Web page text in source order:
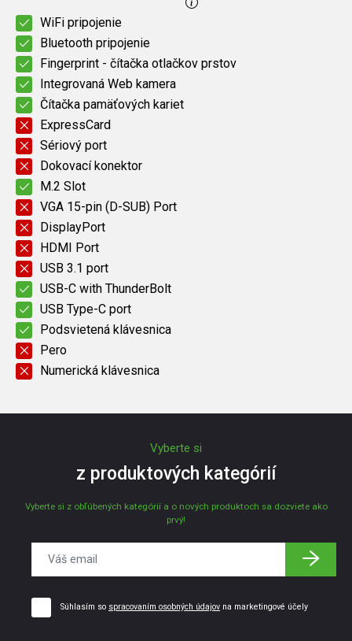
WiFi pripojenie
Bluetooth pripojenie
Fingerprint - čítačka otlačkov prstov
Integrovaná Web kamera
Čítačka pamäťových kariet
ExpressCard
Sériový port
Dokovací konektor
M.2 Slot
VGA 15-pin (D-SUB) Port
DisplayPort
HDMI Port
USB 3.1 port
USB-C with ThunderBolt
USB Type-C port
Podsvietená klávesnica
Pero
Numerická klávesnica
Vyberte si
z produktových kategórií
Vyberte si z obľúbených kategórií a o nových produktoch sa dozviete ako
prvý!
Súhlasím so spracovaním osobných údajov na marketingové účely